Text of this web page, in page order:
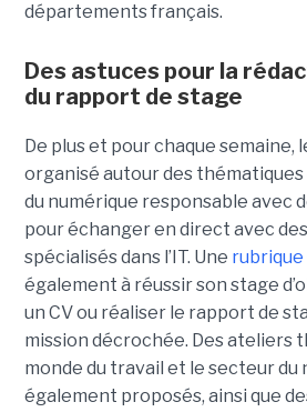
départements français.
Des astuces pour la
du rapport de stage
De plus et pour chaque semaine,
organisé autour des thématiques
du numérique responsable avec
pour échanger en direct avec
spécialisés dans l’IT. Une rubrique
également à réussir son stage
un CV ou réaliser le rapport de
mission décrochée. Des ateliers
monde du travail et le secteur du
également proposés, ainsi que